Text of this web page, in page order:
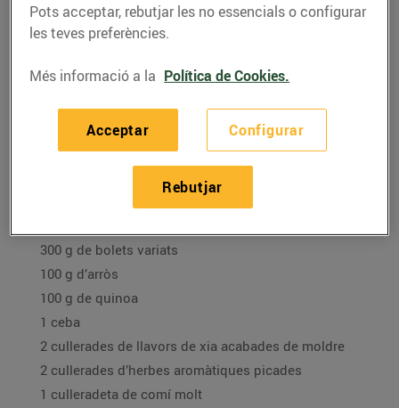
Mandonguilles vegetals
de moniato, carabassa i
bolets
03/de març/2021
Ingredients per a 4 persones:
300 g de bolets variats
100 g d’arròs
100 g de quinoa
1 ceba
2 cullerades de llavors de xia acabades de moldre
2 cullerades d’herbes aromàtiques picades
1 culleradeta de comí molt
Pots acceptar, rebutjar les no essencials o configurar
les teves preferències.
Més informació a la Política de Cookies.
Configurar
Rebutjar
Acceptar